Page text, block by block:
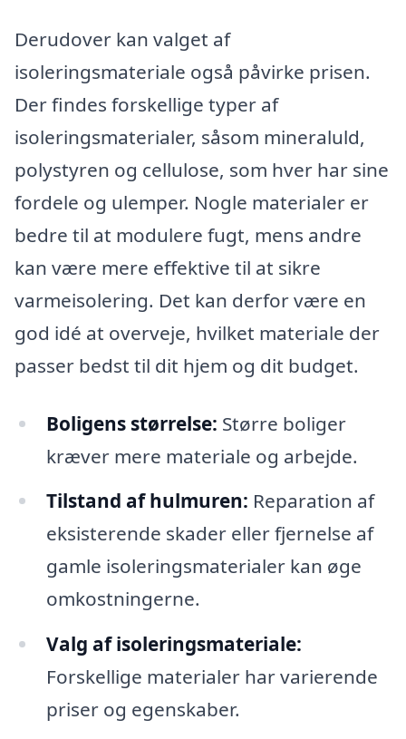
Derudover kan valget af
isoleringsmateriale også påvirke prisen.
Der findes forskellige typer af
isoleringsmaterialer, såsom mineraluld,
polystyren og cellulose, som hver har sine
fordele og ulemper. Nogle materialer er
bedre til at modulere fugt, mens andre
kan være mere effektive til at sikre
varmeisolering. Det kan derfor være en
god idé at overveje, hvilket materiale der
passer bedst til dit hjem og dit budget.
Boligens størrelse: Større boliger
kræver mere materiale og arbejde.
Tilstand af hulmuren: Reparation af
eksisterende skader eller fjernelse af
gamle isoleringsmaterialer kan øge
omkostningerne.
Valg af isoleringsmateriale:
Forskellige materialer har varierende
priser og egenskaber.